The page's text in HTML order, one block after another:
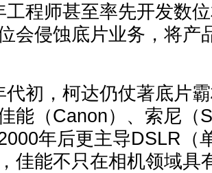
工程师甚至率先开发数
会侵蚀底片业务，将产
，柯达仍仗著底片霸
能（Canon）、索尼（
年后更主导DSLR（
佳能不只在相机领域具